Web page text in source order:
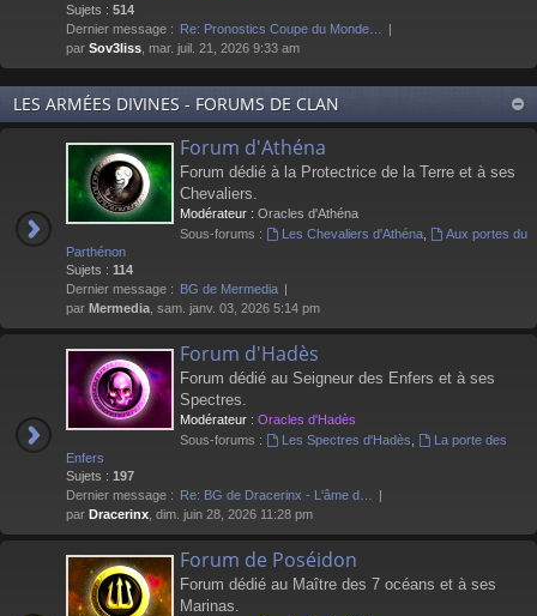
Sujets : 514
Dernier message : Re: Pronostics Coupe du Monde…
par Sov3liss , mar. juil. 21, 2026 9:33 am
LES ARMÉES DIVINES - FORUMS DE CLAN
Forum d'Athéna
Forum dédié à la Protectrice de la Terre et à ses
Chevaliers.
Modérateur : Oracles d'Athéna
Sous-forums :
Les Chevaliers d'Athéna,
Aux portes du
Parthénon
Sujets : 114
Dernier message : BG de Mermedia
par Mermedia , sam. janv. 03, 2026 5:14 pm
Forum d'Hadès
Forum dédié au Seigneur des Enfers et à ses
Spectres.
Modérateur : Oracles d'Hadès
Sous-forums :
Les Spectres d'Hadès
La porte des
Enfers
Sujets : 197
Dernier message : Re: BG de Dracerinx - L'âme d…
par Dracerinx , dim. juin 28, 2026 11:28 pm
Forum de Poséidon
Forum dédié au Maître des 7 océans et à ses
Marinas.